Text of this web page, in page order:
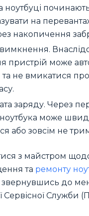
ноутбуці
на
накопичення
пристрій може
не вмикатися
заряду. Через
може
або зовсім не
з майстром
та ремонту
звернувшись до
Сервісної Служби